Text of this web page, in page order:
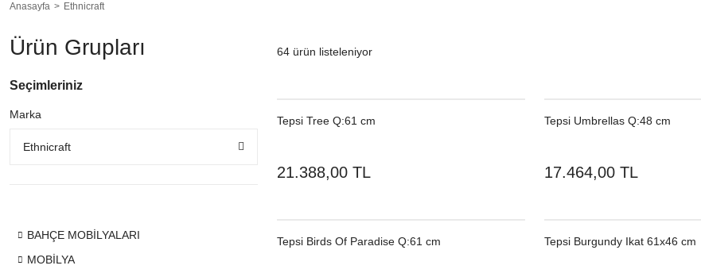
Anasayfa Ethnicraft
Ürün Grupları
Seçimleriniz
Marka
Ethnicraft
BAHÇE MOBİLYALARI
MOBİLYA
64 ürün listeleniyor
Tepsi Tree Q:61 cm
21.388,00 TL
Tepsi Umbrellas Q:48 cm
17.464,00 TL
Tepsi Birds Of Paradise Q:61 cm Tepsi Burgundy Ikat 61x46 cm